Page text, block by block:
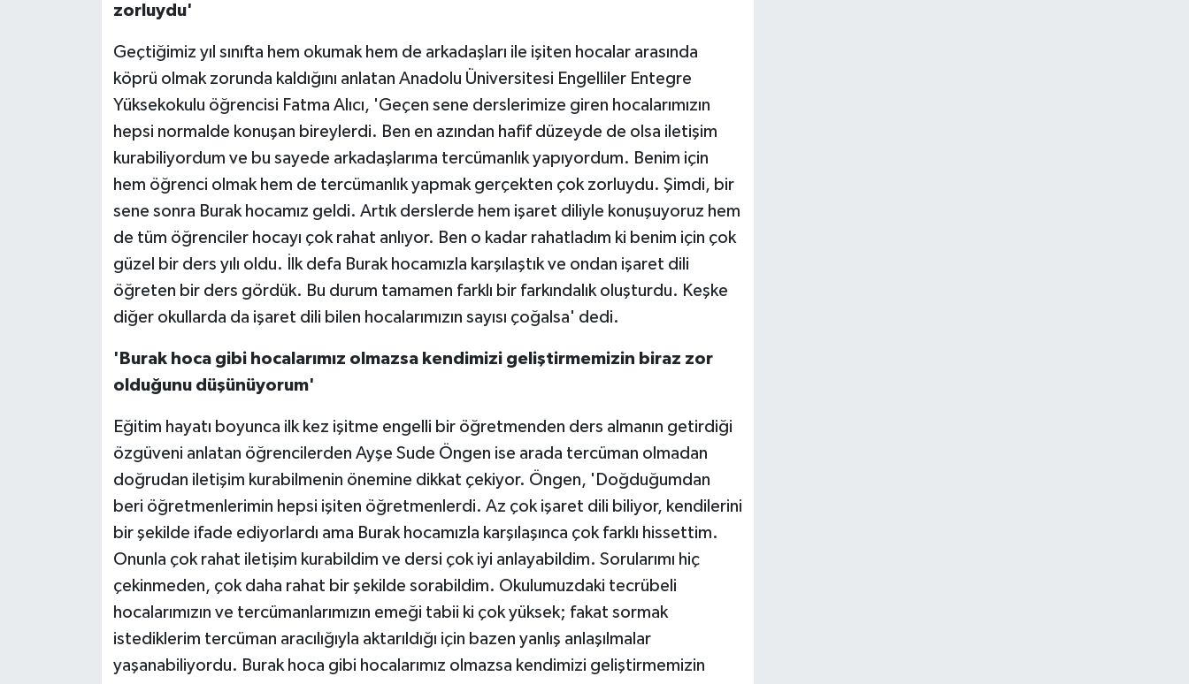
zorluydu'
Geçtiğimiz yıl sınıfta hem okumak hem de arkadaşları ile işiten hocalar arasında
köprü olmak zorunda kaldığını anlatan Anadolu Üniversitesi Engelliler Entegre
Yüksekokulu öğrencisi Fatma Alıcı, 'Geçen sene derslerimize giren hocalarımızın
hepsi normalde konuşan bireylerdi. Ben en azından hafif düzeyde de olsa iletişim
kurabiliyordum ve bu sayede arkadaşlarıma tercümanlık yapıyordum. Benim için
hem öğrenci olmak hem de tercümanlık yapmak gerçekten çok zorluydu. Şimdi, bir
sene sonra Burak hocamız geldi. Artık derslerde hem işaret diliyle konuşuyoruz hem
de tüm öğrenciler hocayı çok rahat anlıyor. Ben o kadar rahatladım ki benim için çok
güzel bir ders yılı oldu. İlk defa Burak hocamızla karşılaştık ve ondan işaret dili
öğreten bir ders gördük. Bu durum tamamen farklı bir farkındalık oluşturdu. Keşke
diğer okullarda da işaret dili bilen hocalarımızın sayısı çoğalsa' dedi.
'Burak hoca gibi hocalarımız olmazsa kendimizi geliştirmemizin biraz zor
olduğunu düşünüyorum'
Eğitim hayatı boyunca ilk kez işitme engelli bir öğretmenden ders almanın getirdiği
özgüveni anlatan öğrencilerden Ayşe Sude Öngen ise arada tercüman olmadan
doğrudan iletişim kurabilmenin önemine dikkat çekiyor. Öngen, 'Doğduğumdan
beri öğretmenlerimin hepsi işiten öğretmenlerdi. Az çok işaret dili biliyor, kendilerini
bir şekilde ifade ediyorlardı ama Burak hocamızla karşılaşınca çok farklı hissettim.
Onunla çok rahat iletişim kurabildim ve dersi çok iyi anlayabildim. Sorularımı hiç
çekinmeden, çok daha rahat bir şekilde sorabildim. Okulumuzdaki tecrübeli
hocalarımızın ve tercümanlarımızın emeği tabii ki çok yüksek; fakat sormak
istediklerim tercüman aracılığıyla aktarıldığı için bazen yanlış anlaşılmalar
yaşanabiliyordu. Burak hoca gibi hocalarımız olmazsa kendimizi geliştirmemizin